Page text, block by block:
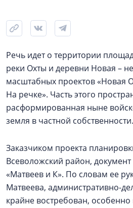
Речь идет о территории
реки Охты и деревни Новая –
масштабных проектов «Новая
На речке». Часть этого
расформированная ныне
земля в частной собственности.
Заказчиком проекта
Всеволожский район, документ
«Матвеев и К». По словам ее
Матвеева, административно-
крайне востребован,